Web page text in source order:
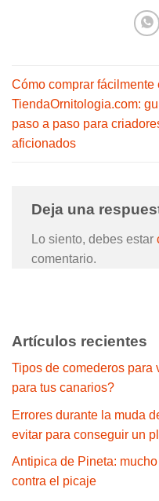
Cómo comprar fácilmente
TiendaOrnitologia.com:
paso a paso para
aficionados
Deja una
Lo siento, debes estar
comentario.
Artículos recientes
Tipos de comederos
para tus canarios?
Errores durante la muda
evitar para conseguir un
Antipica de Pineta:
contra el picaje